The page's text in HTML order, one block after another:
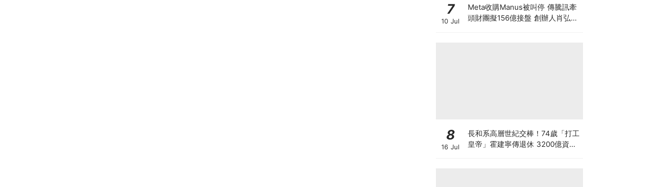
7
10 Jul
Meta收購Manus被叫停 傳騰訊牽
頭財團擬156億接盤 創辦人肖弘遭
8
16 Jul
長和系高層世紀交棒！74歲「打工
皇帝」霍建寧傳退休 3200億資產